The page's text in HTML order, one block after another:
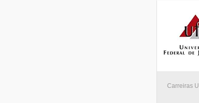
Carreiras